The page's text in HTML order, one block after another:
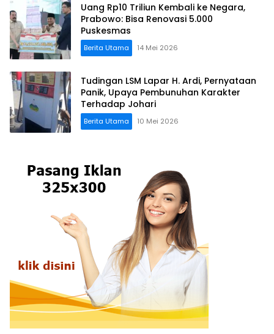
Uang Rp10 Triliun Kembali ke Negara,
Prabowo: Bisa Renovasi 5.000
Puskesmas
Berita Utama 14 Mei 2026
Tudingan LSM Lapar H. Ardi, Pernyataan
Panik, Upaya Pembunuhan Karakter
Terhadap Johari
Berita Utama 10 Mei 2026